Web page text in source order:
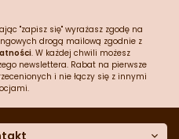
"zapisz się" wyrażasz zgodę na
drogą mailową zgodnie z
. W każdej chwili możesz
newslettera. Rabat na pierwsze
i nie łączy się z innymi